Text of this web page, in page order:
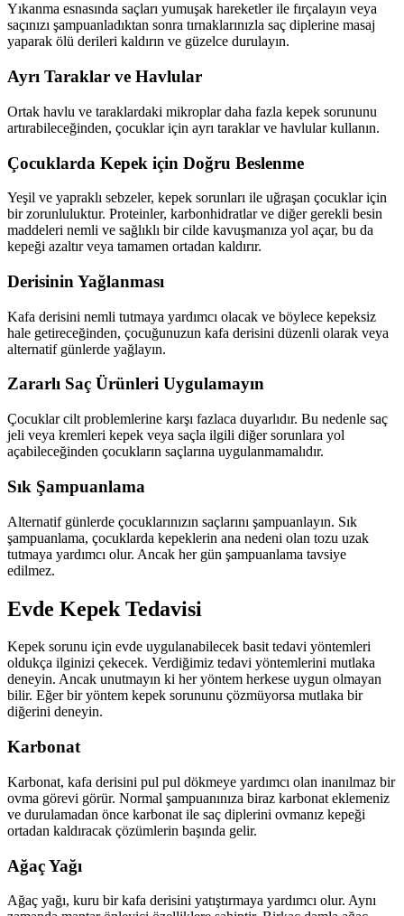
Yıkanma esnasında saçları yumuşak hareketler ile fırçalayın veya
saçınızı şampuanladıktan sonra tırnaklarınızla saç diplerine masaj
yaparak ölü derileri kaldırın ve güzelce durulayın.
Ayrı Taraklar ve Havlular
Ortak havlu ve taraklardaki mikroplar daha fazla kepek sorununu
artırabileceğinden, çocuklar için ayrı taraklar ve havlular kullanın.
Çocuklarda Kepek için Doğru Beslenme
Yeşil ve yapraklı sebzeler, kepek sorunları ile uğraşan çocuklar için
bir zorunluluktur. Proteinler, karbonhidratlar ve diğer gerekli besin
maddeleri nemli ve sağlıklı bir cilde kavuşmanıza yol açar, bu da
kepeği azaltır veya tamamen ortadan kaldırır.
Derisinin Yağlanması
Kafa derisini nemli tutmaya yardımcı olacak ve böylece kepeksiz
hale getireceğinden, çocuğunuzun kafa derisini düzenli olarak veya
alternatif günlerde yağlayın.
Zararlı Saç Ürünleri Uygulamayın
Çocuklar cilt problemlerine karşı fazlaca duyarlıdır. Bu nedenle saç
jeli veya kremleri kepek veya saçla ilgili diğer sorunlara yol
açabileceğinden çocukların saçlarına uygulanmamalıdır.
Sık Şampuanlama
Alternatif günlerde çocuklarınızın saçlarını şampuanlayın. Sık
şampuanlama, çocuklarda kepeklerin ana nedeni olan tozu uzak
tutmaya yardımcı olur. Ancak her gün şampuanlama tavsiye
edilmez.
Evde Kepek Tedavisi
Kepek sorunu için evde uygulanabilecek basit tedavi yöntemleri
oldukça ilginizi çekecek. Verdiğimiz tedavi yöntemlerini mutlaka
deneyin. Ancak unutmayın ki her yöntem herkese uygun olmayan
bilir. Eğer bir yöntem kepek sorununu çözmüyorsa mutlaka bir
diğerini deneyin.
Karbonat
Karbonat, kafa derisini pul pul dökmeye yardımcı olan inanılmaz bir
ovma görevi görür. Normal şampuanınıza biraz karbonat eklemeniz
ve durulamadan önce karbonat ile saç diplerini ovmanız kepeği
ortadan kaldıracak çözümlerin başında gelir.
Ağaç Yağı
Ağaç yağı, kuru bir kafa derisini yatıştırmaya yardımcı olur. Aynı